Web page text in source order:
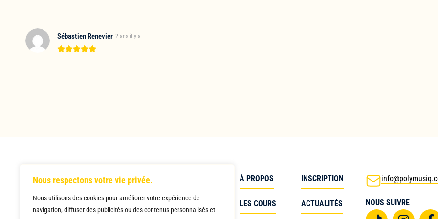
Nous respectons votre vie privée.
Nous utilisons des cookies pour améliorer votre expérience de
navigation, diffuser des publicités ou des contenus personnalisés et
Sébastien Renevier 2 ans il y a
Votre portail vers l’excellence musicale. Rejoignez une
communauté où passion, enseignement et innovation
À PROPOS
LES COURS
INSCRIPTION
ACTUALITÉS NOUS SUIVRE